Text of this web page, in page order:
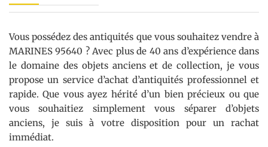
Vous possédez des antiquités que vous souhaitez vendre à
MARINES 95640 ? Avec plus de 40 ans d’expérience dans
le domaine des objets anciens et de collection, je vous
propose un service d’achat d’antiquités professionnel et
rapide. Que vous ayez hérité d’un bien précieux ou que
vous souhaitiez simplement vous séparer d’objets
anciens, je suis à votre disposition pour un rachat
immédiat.